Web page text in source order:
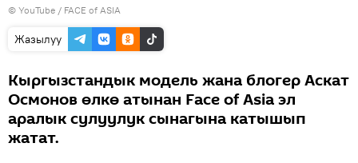
© YouTube / FACE of ASIA
Жазылуу
Кыргызстандык модель жана блогер Аскат
Осмонов өлкө атынан Face of Asia эл
аралык сулуулук сынагына катышып
жатат.